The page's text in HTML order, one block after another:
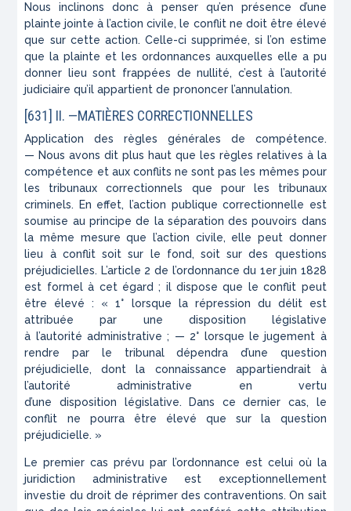
Nous inclinons donc à penser qu’en présence d’une
plainte jointe à l’action civile, le conflit ne doit être élevé
que sur cette action. Celle-ci supprimée, si l’on estime
que la plainte et les ordonnances auxquelles elle a pu
donner lieu sont frappées de nullité, c’est à l’autorité
judiciaire qu’il appartient de prononcer l’annulation.
[631] II. —MATIÈRES CORRECTIONNELLES
Application des règles générales de compétence.
— Nous avonsdit plus haut que les règles relatives à la
compétence et aux conflits ne sont pas les mêmes pour
les tribunaux correctionnels que pour les tribunaux
criminels. En effet, l’action publique correctionnelle est
soumise au principe de la séparation despouvoirs dans
la même mesure que l’action civile, elle peut donner
lieu à conflit soit sur le fond, soit sur des questions
préjudicielles. L’article 2 de l’ordonnance du 1erjuin 1828
est formel à cet égard ; ildispose que le conflit peut
être élevé : « 1°
lorsque la répression du délit est
attribuée par une disposition législative
à l’autoritéadministrative ; — 2° lorsque le jugement à
rendre par le tribunaldépendra d’une question
préjudicielle, dont la connaissance appartiendrait à
l’autorité administrative en vertu
d’une disposition
législative. Dans ce dernier cas, le
conflit ne pourra être élevé que sur la question
préjudicielle. »
Le premier cas prévu par l’ordonnance est celui où la
juridiction administrative est exceptionnellement
investie du droitde réprimer des contraventions. On sait